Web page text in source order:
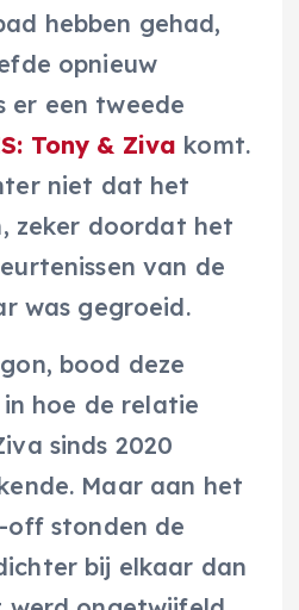
hebben gehad,
opnieuw
er een tweede
Tony & Ziva komt.
niet dat het
zeker doordat het
van de
was gegroeid.
bood deze
hoe de relatie
sinds 2020
Maar aan het
off stonden de
bij elkaar dan